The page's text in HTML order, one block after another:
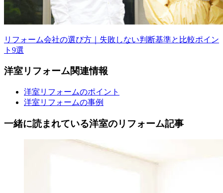
リフォーム会社の選び方｜失敗しない判断基準と比較ポイン
ト9選
洋室リフォーム関連情報
洋室リフォームのポイント
洋室リフォームの事例
一緒に読まれている洋室のリフォーム記事